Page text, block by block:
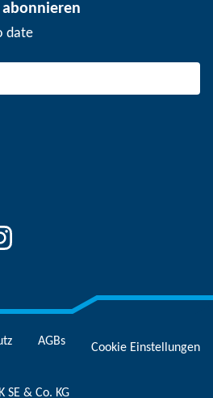
abonnieren
date
AGBs Cookie Einstellungen
SE & Co. KG